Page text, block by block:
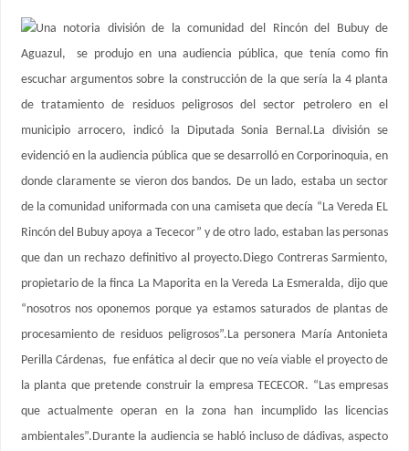
Una notoria división de la comunidad del Rincón del Bubuy de
Aguazul, se produjo en una audiencia pública, que tenía como fin
escuchar argumentos sobre la construcción de la que sería la 4 planta
de tratamiento de residuos peligrosos del sector petrolero en el
municipio arrocero, indicó la Diputada Sonia Bernal.La división se
evidenció en la audiencia pública que se desarrolló en Corporinoquia, en
donde claramente se vieron dos bandos. De un lado, estaba un sector
de la comunidad uniformada con una camiseta que decía “La Vereda EL
Rincón del Bubuy apoya a Tececor” y de otro lado, estaban las personas
que dan un rechazo definitivo al proyecto.Diego Contreras Sarmiento,
propietario de la finca La Maporita en la Vereda La Esmeralda, dijo que
“nosotros nos oponemos porque ya estamos saturados de plantas de
procesamiento de residuos peligrosos”.La personera María Antonieta
Perilla Cárdenas, fue enfática al decir que no veía viable el proyecto de
la planta que pretende construir la empresa TECECOR. “Las empresas
que actualmente operan en la zona han incumplido las licencias
ambientales”.Durante la audiencia se habló incluso de dádivas, aspecto